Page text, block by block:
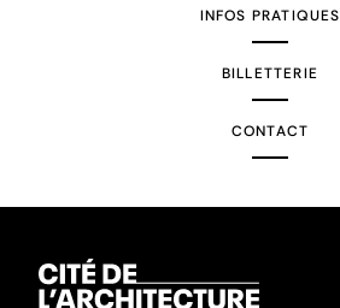
INFOS PRATIQUES
BILLETTERIE
CONTACT